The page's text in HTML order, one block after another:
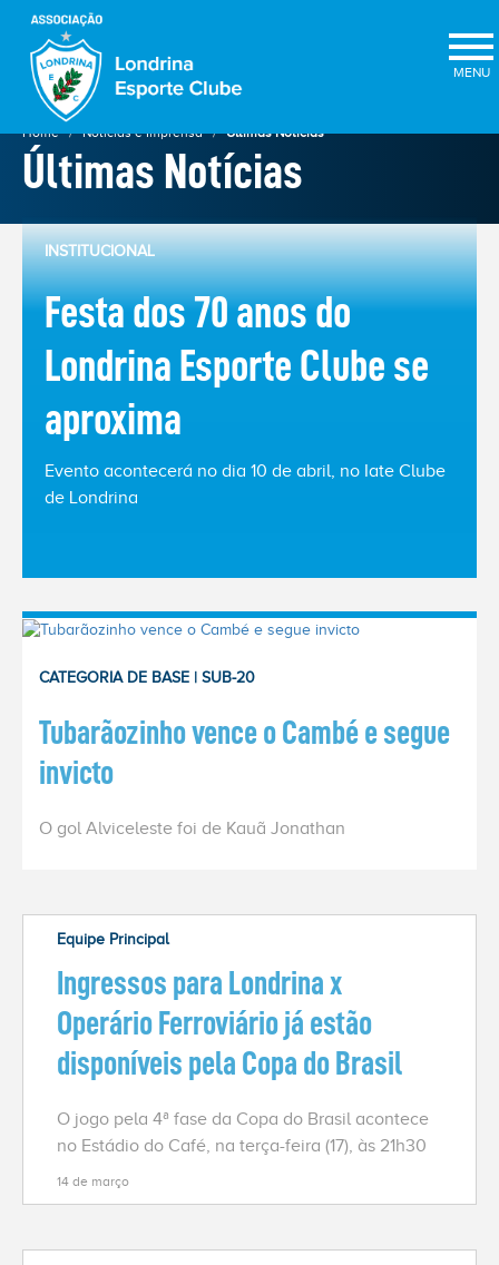
×
ELEIÇÕES
2025
★
ACESSE
Home
O
Clube
Notícias
Home Notícias e Imprensa Últimas Notícias
Últimas Notícias
INSTITUCIONAL
Festa dos 70 anos do
Londrina Esporte Clube se
aproxima
Evento acontecerá no dia 10 de abril, no Iate Clube
de Londrina
CATEGORIA DE BASE | SUB-20
Tubarãozinho vence o Cambé e segue
invicto
O gol Alviceleste foi de Kauã Jonathan
Equipe Principal
Ingressos para Londrina x
Operário Ferroviário já estão
disponíveis pela Copa do Brasil
O jogo pela 4ª fase da Copa do Brasil acontece
no Estádio do Café, na terça-feira (17), às 21h30
14 de março